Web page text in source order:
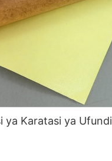
ya Karatasi ya Ufundi